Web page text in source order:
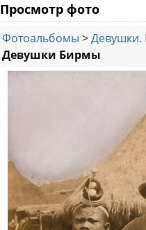
Просмотр фото
Фотоальбомы >Девушки.
Девушки Бирмы